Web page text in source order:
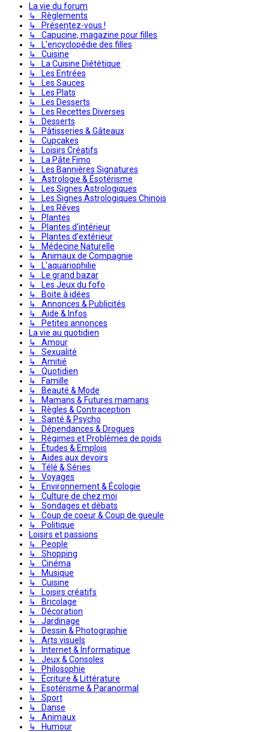
La vie du forum
↳ Règlements
↳ Présentez-vous !
↳ Capucine, magazine pour filles
↳ L'encyclopédie des filles
↳ Cuisine
↳ La Cuisine Diététique
↳ Les Entrées
↳ Les Sauces
↳ Les Plats
↳ Les Desserts
↳ Les Recettes Diverses
↳ Desserts
↳ Pâtisseries & Gâteaux
↳ Cupcakes
↳ Loisirs Créatifs
↳ La Pâte Fimo
↳ Les Bannières Signatures
↳ Astrologie & Ésotérisme
↳ Les Signes Astrologiques
↳ Les Signes Astrologiques Chinois
↳ Les Rêves
↳ Plantes
↳ Plantes d'intérieur
↳ Plantes d'extérieur
↳ Médecine Naturelle
↳ Animaux de Compagnie
↳ L'aquariophilie
↳ Le grand bazar
↳ Les Jeux du fofo
↳ Boite à idées
↳ Annonces & Publicités
↳ Aide & Infos
↳ Petites annonces
La vie au quotidien
↳ Amour
↳ Sexualité
↳ Amitié
↳ Quotidien
↳ Famille
↳ Beauté & Mode
↳ Mamans & Futures mamans
↳ Règles & Contraception
↳ Santé & Psycho
↳ Dépendances & Drogues
↳ Régimes et Problèmes de poids
↳ Études & Emplois
↳ Aides aux devoirs
↳ Télé & Séries
↳ Voyages
↳ Environnement & Écologie
↳ Culture de chez moi
↳ Sondages et débats
↳ Coup de coeur & Coup de gueule
↳ Politique
Loisirs et passions
↳ People
↳ Shopping
↳ Cinéma
↳ Musique
↳ Cuisine
↳ Loisirs créatifs
↳ Bricolage
↳ Décoration
↳ Jardinage
↳ Dessin & Photographie
↳ Arts visuels
↳ Internet & Informatique
↳ Jeux & Consoles
↳ Philosophie
↳ Écriture & Littérature
↳ Esotérisme & Paranormal
↳ Sport
↳ Danse
↳ Animaux
↳ Humour